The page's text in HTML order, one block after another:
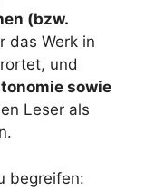
(bzw.
das Werk in
und
sowie
Leser als
begreifen: